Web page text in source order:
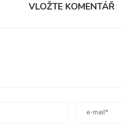
VLOŽTE KOMENTÁŘ